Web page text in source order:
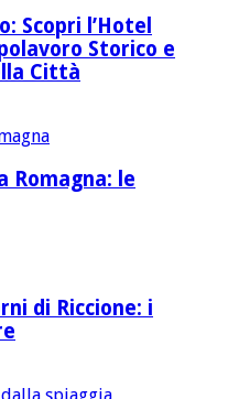
Scopri l’Hotel
Storico e
Città
Romagna: le
di Riccione: i